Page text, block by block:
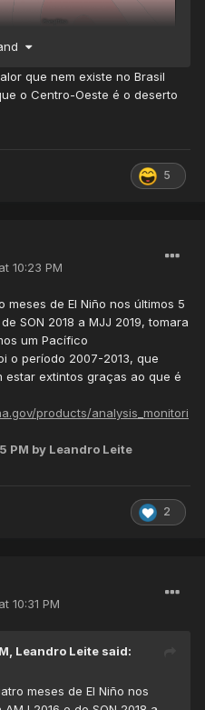
que nem existe no Brasil
o Centro-Oeste é o deserto
5
10:23 PM
de El Niño nos últimos 5
SON 2018 a MJJ 2019, tomara
um Pacífico
o período 2007-2013, que
extintos graças ao que é
products/analysis_monitori
PM by Leandro Leite
2
10:31 PM
Leandro Leite said:
meses de El Niño nos